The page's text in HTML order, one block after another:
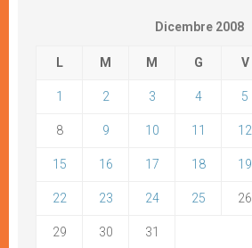
Dicembre 2008
L M M G V
1 2 3 4 5
8 9 10 11 12
15 16 17 18 19
22 23 24 25 26
29 30 31